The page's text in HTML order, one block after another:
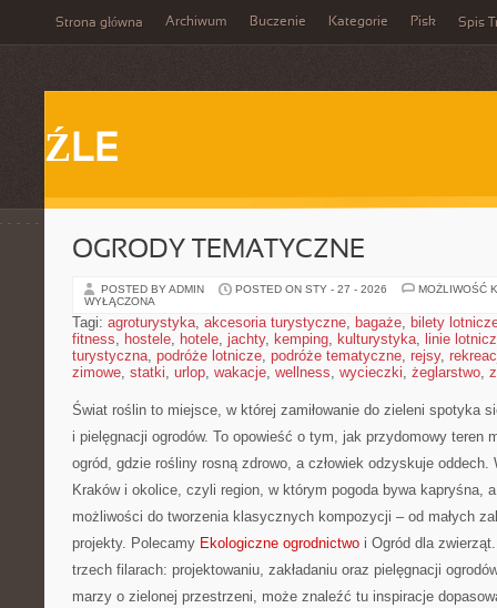
Strona główna Archiwum Buczenie Kategorie Pisk Spis
ŹLE
OGRODY TEMATYCZNE
POSTED BY ADMIN POSTED ON STY - 27 - 2026
MOŻLIWOŚĆ
WYŁĄCZONA
Tagi: agroturystyka, akcesoria turystyczne, bagaże, bilety
fitness, hostele, hotele, jachty, kemping, kulturystyka, linie
turystyczna, podróże lotnicze, podróże tematyczne, rejsy,
zimowe, statki, urlop, wakacje, wellness, wycieczki, żeglarstwo,
Świat roślin to miejsce, w której zamiłowanie do zieleni spotyka
i pielęgnacji ogrodów. To opowieść o tym, jak przydomowy teren
ogród, gdzie rośliny rosną zdrowo, a człowiek odzyskuje
Kraków i okolice, czyli region, w którym pogoda bywa kapryśna,
możliwości do tworzenia klasycznych kompozycji – od małych
projekty. Polecamy Ekologiczne ogrodnictwo i Ogród dla
trzech filarach: projektowaniu, zakładaniu oraz pielęgnacji
marzy o zielonej przestrzeni, może znaleźć tu inspiracje